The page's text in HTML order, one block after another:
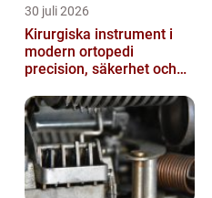
30 juli 2026
Kirurgiska instrument i
modern ortopedi
precision, säkerhet och